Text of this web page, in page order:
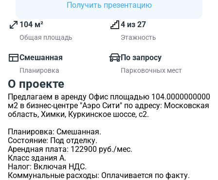
Получить презентацию
104 м²
Общая площадь
4 из 27
Этажность
Смешанная
Планировка
По запросу
Парковочных мест
О проекте
Предлагаем в аренду Офис площадью 104.0000000000
м2 в бизнес-центре "Аэро Сити" по адресу: Московская
область, Химки, Куркинское шоссе, с2.
Планировка: Смешанная.
Состояние: Под отделку.
Арендная плата: 122900 руб./мес.
Класс здания A.
Налог: Включая НДС.
Коммунальные расходы: Оплачивается по факту.